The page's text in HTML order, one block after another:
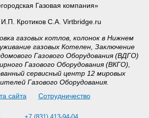
Газовая компания»
Кротиков С.А. Virtbridge.ru
газовых котлов, колонок в Нижнем
газовых Котелен, Заключение
Газового Оборудования (ВДГО)
Газового Оборудования (ВКГО),
сервисный центр 12 мировых
Газового Оборудования.
сайта
Сотрудничество